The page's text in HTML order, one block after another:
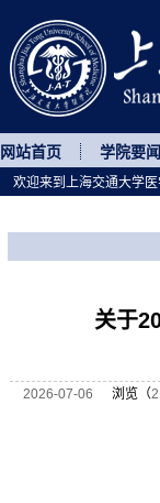
网站首页 学院要闻
关于
2026-07-06 浏览（
欢迎来到上海交通大学医